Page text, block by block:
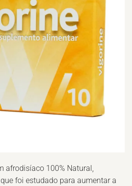
afrodisíaco 100% Natural,
foi estudado para aumentar a